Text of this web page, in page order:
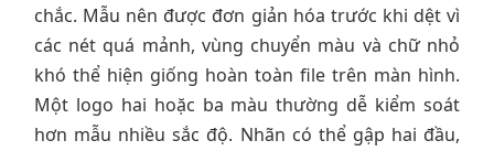
chắc. Mẫu nên được đơn giản hóa trước khi dệt vì
các nét quá mảnh, vùng chuyển màu và chữ nhỏ
khó thể hiện giống hoàn toàn file trên màn hình.
Một logo hai hoặc ba màu thường dễ kiểm soát
hơn mẫu nhiều sắc độ. Nhãn có thể gập hai đầu,